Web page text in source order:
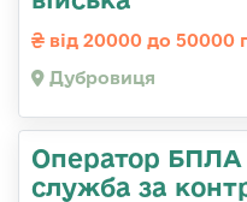
від 20000 до 50000
Дубровиця
Оператор БПЛА
служба за